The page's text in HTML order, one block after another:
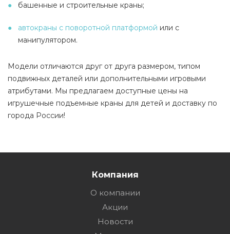
башенные и строительные краны;
автокраны с поворотной платформой или с
манипулятором.
Модели отличаются друг от друга размером, типом
подвижных деталей или дополнительными игровыми
атрибутами. Мы предлагаем доступные цены на
игрушечные подъемные краны для детей и доставку по
города России!
Компания
О компании
Акции
Новости